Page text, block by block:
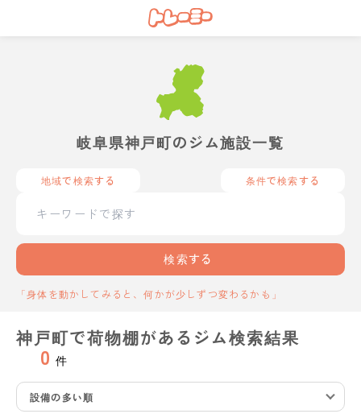
岐阜県神戸町のジム施設一覧
地域で検索する 条件で検索する
検索する
「身体を動かしてみると、何かが少しずつ変わるかも」
神戸町で荷物棚があるジム検索結果
0 件
設備の多い順